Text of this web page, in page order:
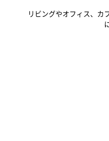
リビングやオフィス、カ